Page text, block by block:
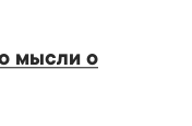
мысли о